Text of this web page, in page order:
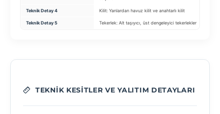
Teknik Detay 4 Kilit: Yanlardan havuz kilit ve anahtarlı kilit
Teknik Detay 5 Tekerlek: Alt taşıyıcı, üst dengeleyici tekerlekler
TEKNIK KESITLER VE YALITIM DETAYLARI